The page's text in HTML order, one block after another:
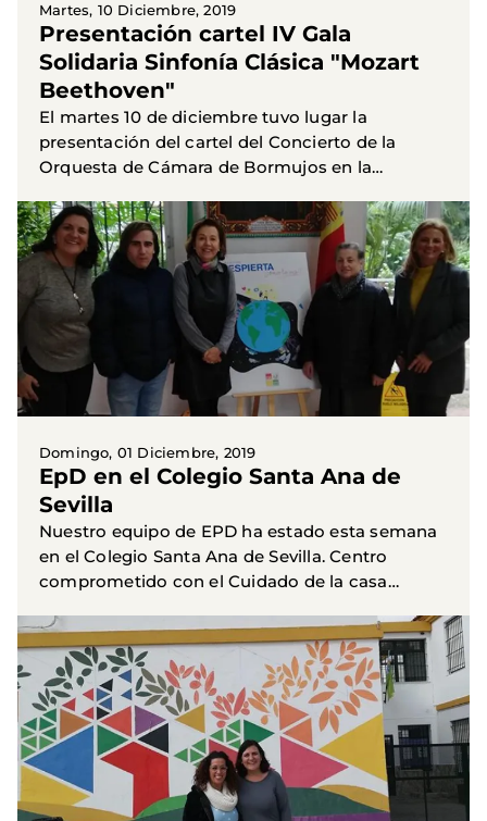
Martes, 10 Diciembre, 2019
Presentación cartel IV Gala
Solidaria Sinfonía Clásica "Mozart
Beethoven"
El martes 10 de diciembre tuvo lugar la
presentación del cartel del Concierto de la
Orquesta de Cámara de Bormujos en la
Alberto Álvarez, director de la...
Domingo, 01 Diciembre, 2019
EpD en el Colegio Santa Ana de
Sevilla
Nuestro equipo de EPD ha estado esta semana
en el Colegio Santa Ana de Sevilla. Centro
comprometido con el Cuidado de la casa
Clipmetrajes.